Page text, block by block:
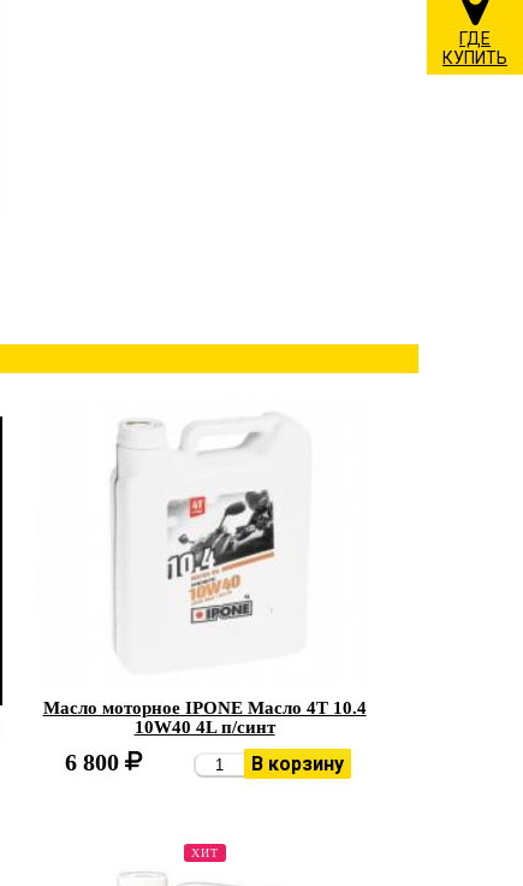
Масло моторное IPONE Масло 4Т 10.4
10W40 4L п/синт
6 800 В корзину
ХИТ
ГДЕ
КУПИТЬ